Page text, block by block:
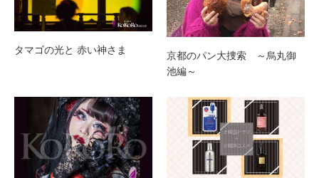
タマゴの光と 赤い神さま
京都のパン大捜索 ～烏丸御
池編～